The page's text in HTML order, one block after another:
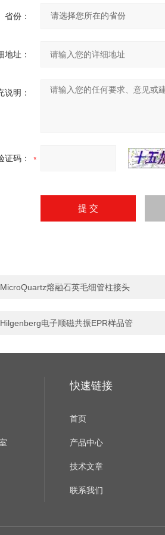
省份：
地址：
说明：
证码：
MicroQuartz熔融石英毛细管柱接头
Hilgenberg电子顺磁共振EPR样品管
快速链接
首页
产品中心
技术文章
联系我们